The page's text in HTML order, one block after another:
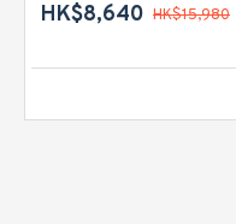
HK$8,640 HK$15,980